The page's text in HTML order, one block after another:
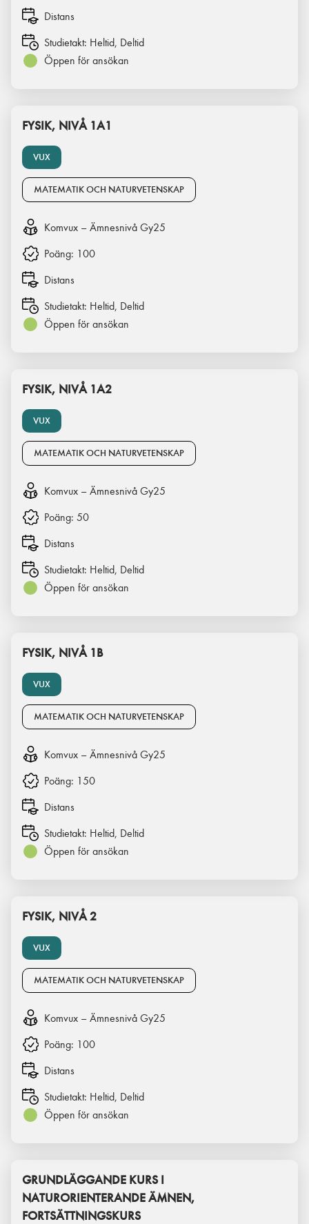
Distans
Studietakt: Heltid, Deltid
Öppen för ansökan
VUX
FYSIK, NIVÅ 1A1
MATEMATIK OCH NATURVETENSKAP
Komvux – Ämnesnivå Gy25
Poäng: 100
Distans
Studietakt: Heltid, Deltid
Öppen för ansökan
VUX
FYSIK, NIVÅ 1A2
MATEMATIK OCH NATURVETENSKAP
Komvux – Ämnesnivå Gy25
Poäng: 50
Distans
Studietakt: Heltid, Deltid
Öppen för ansökan
VUX
FYSIK, NIVÅ 1B
MATEMATIK OCH NATURVETENSKAP
Komvux – Ämnesnivå Gy25
Poäng: 150
Distans
Studietakt: Heltid, Deltid
Öppen för ansökan
VUX
FYSIK, NIVÅ 2
MATEMATIK OCH NATURVETENSKAP
Komvux – Ämnesnivå Gy25
Poäng: 100
Distans
Studietakt: Heltid, Deltid
Öppen för ansökan
GRUNDLÄGGANDE KURS I
NATURORIENTERANDE ÄMNEN,
FORTSÄTTNINGSKURS